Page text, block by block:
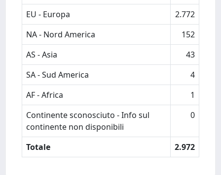
EU - Europa
2.772
NA - Nord America
152
AS - Asia
43
SA - Sud America
4
AF - Africa
1
Continente sconosciuto - Info sul
continente non disponibili
0
Totale 2.972